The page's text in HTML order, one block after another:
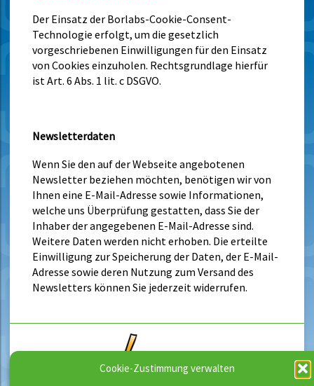
Cookie-Zustimmung verwalten
Der Einsatz der Borlabs-Cookie-Consent-
Technologie erfolgt, um die gesetzlich
vorgeschriebenen Einwilligungen für den Einsatz
von Cookies einzuholen. Rechtsgrundlage hierfür
ist Art. 6 Abs. 1 lit. c DSGVO.
Newsletterdaten
Wenn Sie den auf der Webseite angebotenen
Newsletter beziehen möchten, benötigen wir von
Ihnen eine E-Mail-Adresse sowie Informationen,
welche uns Überprüfung gestatten, dass Sie der
Inhaber der angegebenen E-Mail-Adresse sind.
Weitere Daten werden nicht erhoben. Die erteilte
Einwilligung zur Speicherung der Daten, der E-Mail-
Adresse sowie deren Nutzung zum Versand des
Newsletters können Sie jederzeit widerrufen.